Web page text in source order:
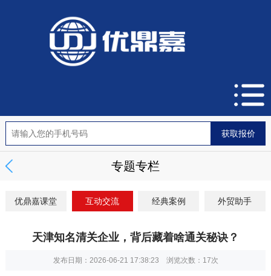
专题专栏
优鼎嘉课堂 互动交流 经典案例 外贸助手
天津知名清关企业，背后藏着啥通关秘诀？
发布日期：2026-06-21 17:38:23 浏览次数： 17次